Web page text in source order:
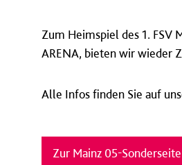
Zum Heimspiel des 1. FSV
ARENA, bieten wir wieder
Alle Infos finden Sie auf
Zur Mainz 05-Sonderseite